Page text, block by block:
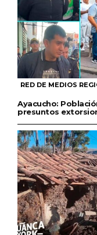
RED DE MEDIOS
Ayacucho:
presuntos